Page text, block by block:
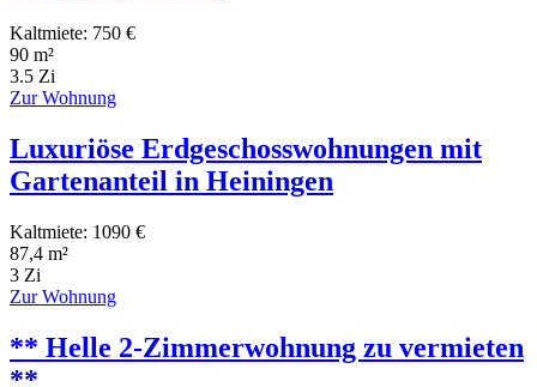
Kaltmiete: 750 €
90 m²
3.5 Zi
Zur Wohnung
Luxuriöse Erdgeschosswohnungen mit
Gartenanteil in Heiningen
Kaltmiete: 1090 €
87,4 m²
3 Zi
Zur Wohnung
** Helle 2-Zimmerwohnung zu vermieten
**